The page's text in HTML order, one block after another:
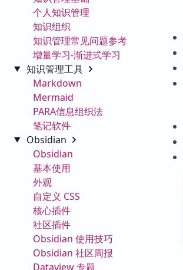
个人知识管理
知识组织
知识管理常见问题参考
增量学习-渐进式学习
知识管理工具
Markdown
Mermaid
PARA信息组织法
笔记软件
Obsidian
Obsidian
基本使用
外观
自定义 CSS
核心插件
社区插件
Obsidian 使用技巧
Obsidian 社区周报
Dataview 专题